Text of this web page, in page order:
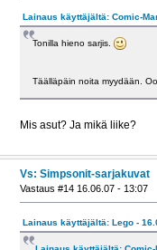
Lainaus käyttäjältä: Comic-
Tonilla hieno sarjis.
Täälläpäin noita myydään.
Mis asut? Ja mikä liike?
Vs: Simpsonit-sarjakuvat
Vastaus #14 16.06.07 - 13:07
Lainaus käyttäjältä: Lego -